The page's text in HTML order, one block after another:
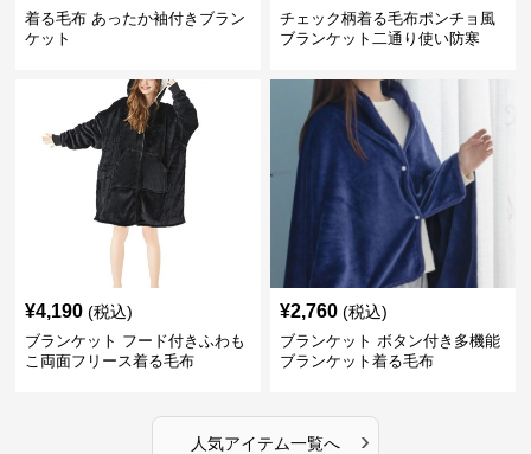
着る毛布 あったか袖付きブラン
ケット
チェック柄着る毛布ポンチョ風
ブランケット二通り使い防寒
¥4,190 (税込)
ブランケット フード付きふわも
こ両面フリース着る毛布
¥2,760 (税込)
ブランケット ボタン付き多機能
ブランケット着る毛布
人気アイテム一覧へ ›